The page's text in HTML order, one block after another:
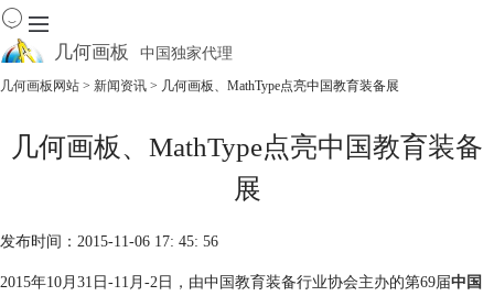
几何画板 中国独家代理
首页
产品
软件商城
几何画板网站 > 新闻资讯 > 几何画板、MathType点亮中国教育装备展
几何画板、MathType点亮中国教育装备
展
发布时间：2015-11-06 17: 45: 56
2015年10月31日-11月-2日，由中国教育装备行业协会主办的第69届中国